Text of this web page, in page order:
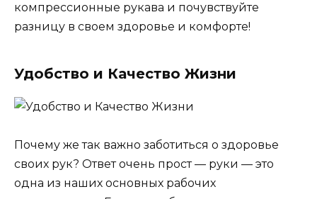
компрессионные рукава и почувствуйте
разницу в своем здоровье и комфорте!
Удобство и Качество Жизни
Почему же так важно заботиться о здоровье
своих рук? Ответ очень прост — руки — это
одна из наших основных рабочих